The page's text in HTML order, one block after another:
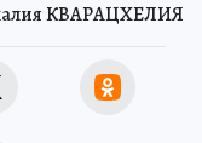
КВАРАЦХЕЛИЯ